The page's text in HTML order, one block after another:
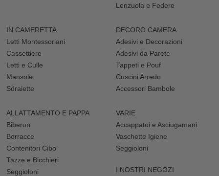
Lenzuola e Federe
IN CAMERETTA
Letti Montessoriani
Cassettiere
Letti e Culle
Mensole
Sdraiette
DECORO CAMERA
Adesivi e Decorazioni
Adesivi da Parete
Tappeti e Pouf
Cuscini Arredo
Accessori Bambole
ALLATTAMENTO E PAPPA
Biberon
Borracce
Contenitori Cibo
Tazze e Bicchieri
Seggioloni
VARIE
Accappatoi e Asciugamani
Vaschette Igiene
Seggioloni
I NOSTRI NEGOZI